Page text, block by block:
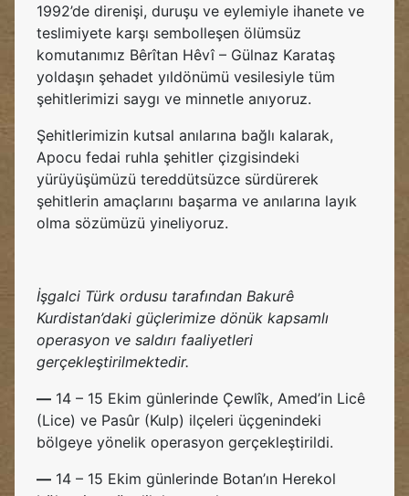
1992’de direnişi, duruşu ve eylemiyle ihanete ve
teslimiyete karşı sembolleşen ölümsüz
komutanımız Bêrîtan Hêvî – Gülnaz Karataş
yoldaşın şehadet yıldönümü vesilesiyle tüm
şehitlerimizi saygı ve minnetle anıyoruz.
Şehitlerimizin kutsal anılarına bağlı kalarak,
Apocu fedai ruhla şehitler çizgisindeki
yürüyüşümüzü tereddütsüzce sürdürerek
şehitlerin amaçlarını başarma ve anılarına layık
olma sözümüzü yineliyoruz.
İşgalci Türk ordusu tarafından Bakurê
Kurdistan’daki güçlerimize dönük kapsamlı
operasyon ve saldırı faaliyetleri
gerçekleştirilmektedir.
— 14 – 15 Ekim günlerinde Çewlîk, Amed’in Licê
(Lice) ve Pasûr (Kulp) ilçeleri üçgenindeki
bölgeye yönelik operasyon gerçekleştirildi.
— 14 – 15 Ekim günlerinde Botan’ın Herekol